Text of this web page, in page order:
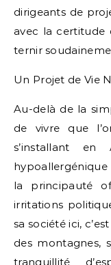
dirigeants de
avec la certitude
ternir
Un Projet de Vie
Au-delà de la
de vivre que
s’installant en
hypoallergénique
la principauté
irritations
sa société ici,
des montagnes,
tranquillité